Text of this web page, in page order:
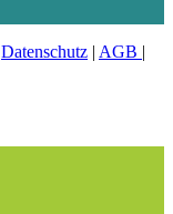
Datenschutz | AGB |